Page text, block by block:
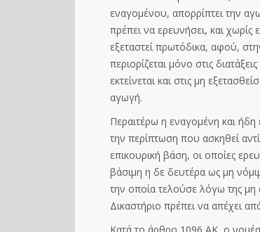
εναγομένου, απορρίπτει την
πρέπει να ερευνήσει, και χωρίς
εξεταστεί πρωτόδικα, αφού,
περιορίζεται μόνο στις
εκτείνεται και στις μη
αγωγή.
Περαιτέρω η εναγομένη και
την περίπτωση που ασκηθεί
επικουρική βάση, οι οποίες
βάσιμη η δε δευτέρα ως μη
την οποία τελούσε λόγω της μη
Δικαστήριο πρέπει να απέχει